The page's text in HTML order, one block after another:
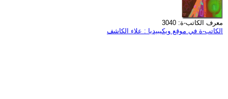
معرف الكاتب-ة: 3040
الكاتب-ة في موقع ويكيبيديا : علاء الكاشف